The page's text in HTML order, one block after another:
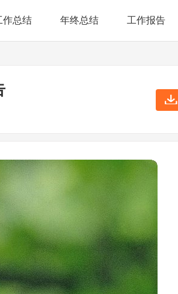
作总结 年终总结 工作报告